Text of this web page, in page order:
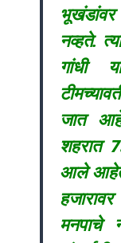
नव्हते.
गांधी
जात
आले आहेत.
मनपाचे